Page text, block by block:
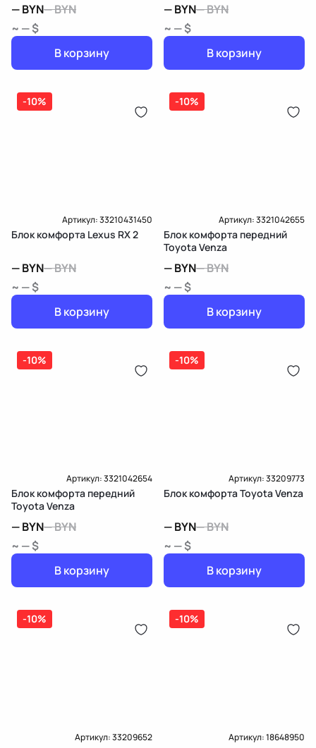
—BYN—BYN
~ — $
В корзину
—BYN—BYN
~ — $
В корзину
-10%
Артикул:33210431450
Блок комфорта Lexus RX 2
—BYN—BYN
~ — $
В корзину
-10%
Артикул:3321042655
Блок комфорта передний
Toyota Venza
—BYN—BYN
~ — $
В корзину
-10%
Артикул:3321042654
Блок комфорта передний
Toyota Venza
—BYN—BYN
~ — $
В корзину
-10%
Артикул:33209773
Блок комфорта Toyota Venza
—BYN—BYN
~ — $
В корзину
-10%
Артикул:33209652
-10%
Артикул:18648950